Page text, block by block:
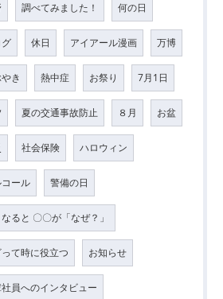
調べてみました！ 何の日
グ 休日 アイアール漫画 万博
き 熱中症 お祭り 7月1日
夏の交通事故防止 ８月 お盆
社会保険 ハロウィン
コール 警備の日
ると 〇〇が「なぜ？」
て時に役立つ お知らせ
社員へのインタビュー